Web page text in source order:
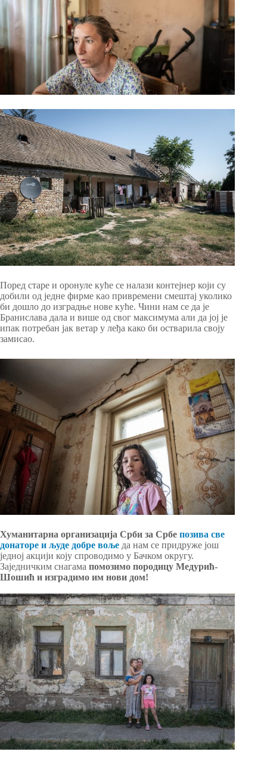
Поред старе и оронуле куће се налази контејнер који су
добили од једне фирме као привремени смештај уколико
би дошло до изградње нове куће. Чини нам се да је
Бранислава дала и више од свог максимума али да јој је
ипак потребан јак ветар у леђа како би остварила своју
замисао.
Хуманитарна организација Срби за Србе позива све
донаторе и људе добре воље да нам се придруже још
једној акцији коју спроводимо у Бачком округу.
Заједничким снагама помозимо породицу Медурић-
Шошић и изградимо им нови дом!